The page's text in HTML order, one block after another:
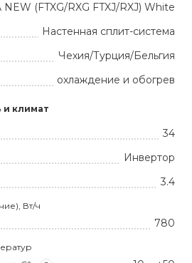
NEW (FTXG/RXG FTXJ/RXJ) White
Настенная сплит-система
Чехия/Турция/Бельгия
охлаждение и обогрев
и климат
34
Инвертор
3.4
Вт/ч
780